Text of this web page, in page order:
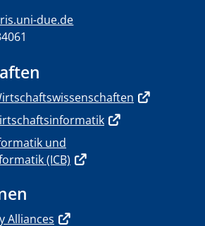
due.de
und
(ICB)
Alliances